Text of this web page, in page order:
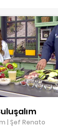
| Şef Renato